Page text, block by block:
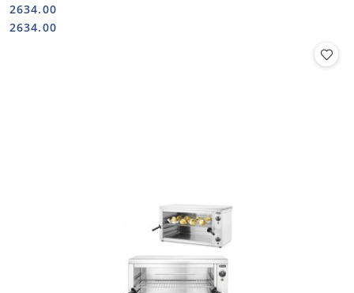
Cena:
2634.00
Cena:
2634.00